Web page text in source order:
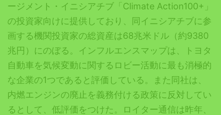
ージメント・イニシアチブ「Climate Action100+」
の投資家向けに提供しており、同イニシアチブに参
画する機関投資家の総資産は68兆米ドル（約9380
兆円）にのぼる。インフルエンスマップは、トヨタ
自動車を気候変動に関するロビー活動に最も消極的
な企業の1つであると評価している。また同社は、
内燃エンジンの廃止を義務付ける政策に反対してい
るとして、低評価をつけた。ロイター通信は昨年、